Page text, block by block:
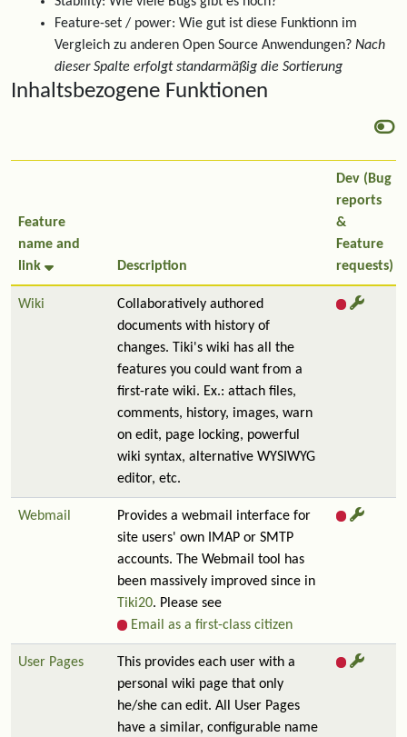
Feature-set / power: Wie gut ist diese Funktionn im
Vergleich zu anderen Open Source Anwendungen? Nach
dieser Spalte erfolgt standarmäßig die Sortierung
Inhaltsbezogene Funktionen
Feature
name and
link
Description
Dev (Bug
reports
&
Feature
requests)
Wiki
Collaboratively authored
documents with history of
changes. Tiki's wiki has all the
features you could want from a
first-rate wiki. Ex.: attach files,
comments, history, images, warn
on edit, page locking, powerful
wiki syntax, alternative WYSIWYG
editor, etc.
Webmail
Provides a webmail interface for
site users' own IMAP or SMTP
accounts. The Webmail tool has
been massively improved since in
Tiki20. Please see
Email as a first-class citizen
User Pages
This provides each user with a
personal wiki page that only
he/she can edit. All User Pages
have a similar, configurable name